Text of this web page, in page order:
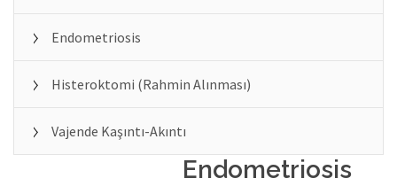
Endometriosis
Histeroktomi (Rahmin Alınması)
Vajende Kaşıntı-Akıntı
Endometriosis